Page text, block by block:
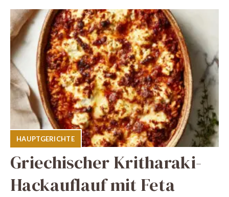
HAUPTGERICHTE
Griechischer Kritharaki-
Hackauflauf mit Feta